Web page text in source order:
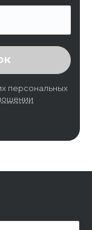
персональных